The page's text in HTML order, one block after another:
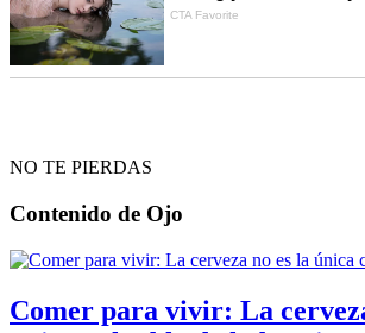
NO TE PIERDAS
Contenido de Ojo
Comer para vivir: La